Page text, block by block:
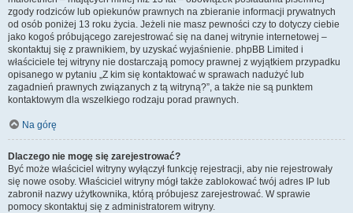
zgody rodziców lub opiekunów prawnych na zbieranie informacji prywatnych
od osób poniżej 13 roku życia. Jeżeli nie masz pewności czy to dotyczy ciebie
jako kogoś próbującego zarejestrować się na danej witrynie internetowej –
skontaktuj się z prawnikiem, by uzyskać wyjaśnienie. phpBB Limited i
właściciele tej witryny nie dostarczają pomocy prawnej z wyjątkiem przypadku
opisanego w pytaniu „Z kim się kontaktować w sprawach nadużyć lub
zagadnień prawnych związanych z tą witryną?”, a także nie są punktem
kontaktowym dla wszelkiego rodzaju porad prawnych.
Na górę
Dlaczego nie mogę się zarejestrować?
Być może właściciel witryny wyłączył funkcję rejestracji, aby nie rejestrowały
się nowe osoby. Właściciel witryny mógł także zablokować twój adres IP lub
zabronił nazwy użytkownika, którą próbujesz zarejestrować. W sprawie
pomocy skontaktuj się z administratorem witryny.